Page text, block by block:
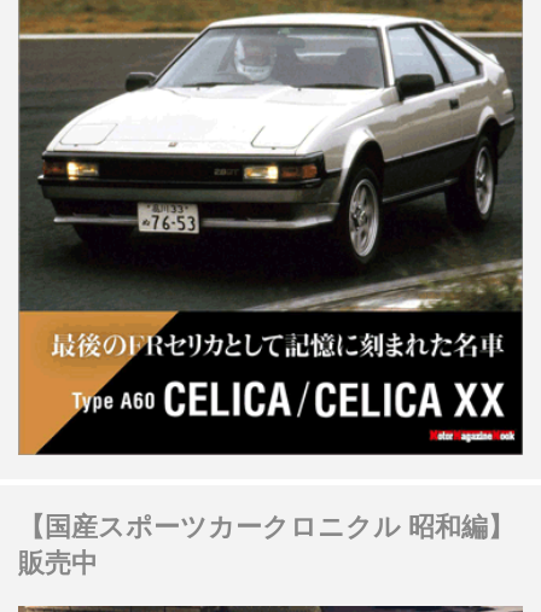
【国産スポーツカークロニクル 昭和編】
販売中